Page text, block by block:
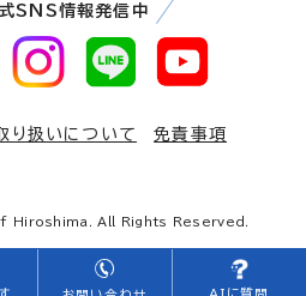
AIに質問
SNS情報発信中
り扱いについて
免責事項
All Rights Reserved.